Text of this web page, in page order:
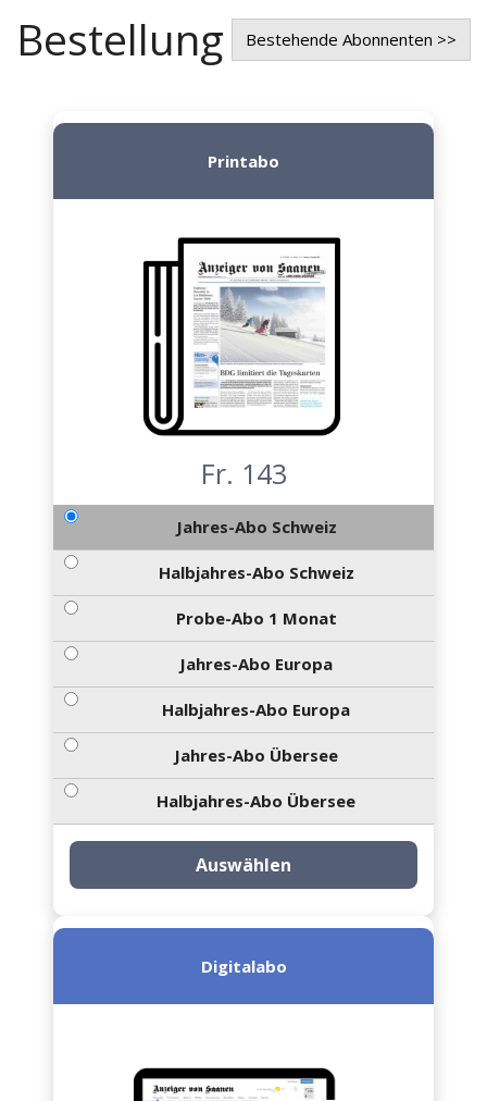
Bestellung Bestehende Abonnenten >>
Printabo
Fr. 143
Jahres-Abo Schweiz
Halbjahres-Abo Schweiz
Probe-Abo 1 Monat
Jahres-Abo Europa
Halbjahres-Abo Europa
Jahres-Abo Übersee
Halbjahres-Abo Übersee
Auswählen
Digitalabo